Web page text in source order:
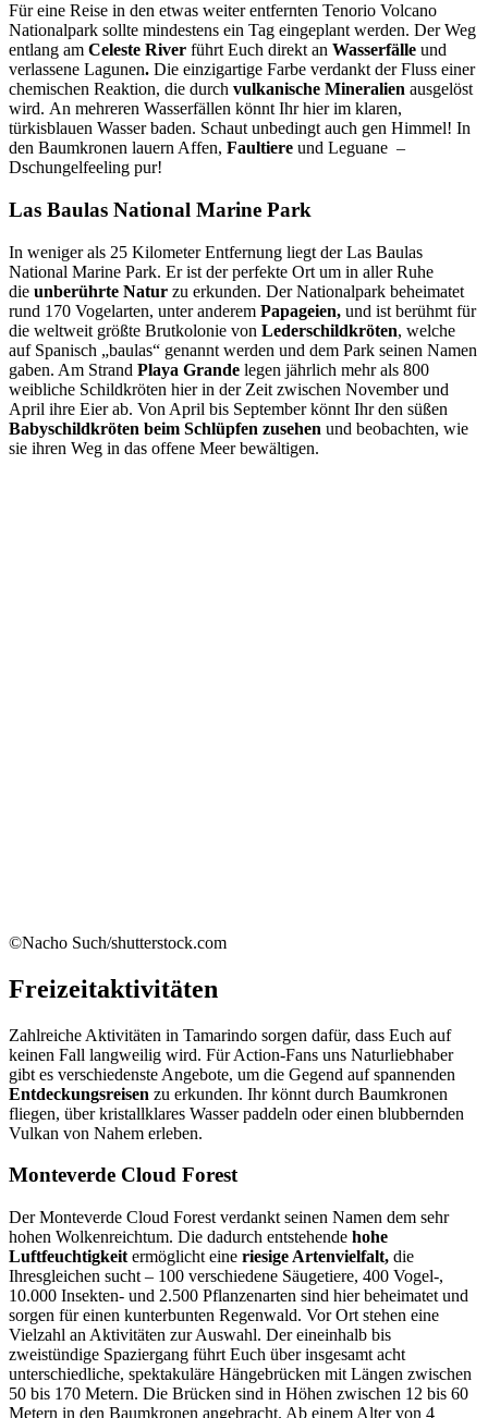
Für eine Reise in den etwas weiter entfernten Tenorio Volcano
Nationalpark sollte mindestens ein Tag eingeplant werden. Der Weg
entlang am Celeste River führt Euch direkt an Wasserfälle und
verlassene Lagunen. Die einzigartige Farbe verdankt der Fluss einer
chemischen Reaktion, die durch vulkanische Mineralien ausgelöst
wird. An mehreren Wasserfällen könnt Ihr hier im klaren,
türkisblauen Wasser baden. Schaut unbedingt auch gen Himmel! In
den Baumkronen lauern Affen, Faultiere und Leguane –
Dschungelfeeling pur!
Las Baulas National Marine Park
In weniger als 25 Kilometer Entfernung liegt der Las Baulas
National Marine Park. Er ist der perfekte Ort um in aller Ruhe
die unberührte Natur zu erkunden. Der Nationalpark beheimatet
rund 170 Vogelarten, unter anderem Papageien, und ist berühmt für
die weltweit größte Brutkolonie von Lederschildkröten, welche
auf Spanisch „baulas“ genannt werden und dem Park seinen Namen
gaben. Am Strand Playa Grande legen jährlich mehr als 800
weibliche Schildkröten hier in der Zeit zwischen November und
April ihre Eier ab. Von April bis September könnt Ihr den süßen
Babyschildkröten beim Schlüpfen zusehen und beobachten, wie
sie ihren Weg in das offene Meer bewältigen.
©Nacho Such/shutterstock.com
Freizeitaktivitäten
Zahlreiche Aktivitäten in Tamarindo sorgen dafür, dass Euch auf
keinen Fall langweilig wird. Für Action-Fans uns Naturliebhaber
gibt es verschiedenste Angebote, um die Gegend auf spannenden
Entdeckungsreisen zu erkunden. Ihr könnt durch Baumkronen
fliegen, über kristallklares Wasser paddeln oder einen blubbernden
Vulkan von Nahem erleben.
Monteverde Cloud Forest
Der Monteverde Cloud Forest verdankt seinen Namen dem sehr
hohen Wolkenreichtum. Die dadurch entstehende hohe
Luftfeuchtigkeit ermöglicht eine riesige Artenvielfalt, die
Ihresgleichen sucht – 100 verschiedene Säugetiere, 400 Vogel-,
10.000 Insekten- und 2.500 Pflanzenarten sind hier beheimatet und
sorgen für einen kunterbunten Regenwald. Vor Ort stehen eine
Vielzahl an Aktivitäten zur Auswahl. Der eineinhalb bis
zweistündige Spaziergang führt Euch über insgesamt acht
unterschiedliche, spektakuläre Hängebrücken mit Längen zwischen
50 bis 170 Metern. Die Brücken sind in Höhen zwischen 12 bis 60
Metern in den Baumkronen angebracht. Ab einem Alter von 4